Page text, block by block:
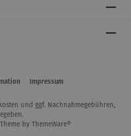
Impressum
und ggf. Nachnahmegebühren,
by ThemeWare®